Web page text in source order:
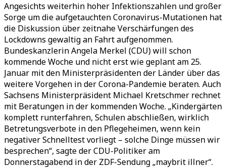
Angesichts weiterhin hoher Infektionszahlen und großer
Sorge um die aufgetauchten Coronavirus-Mutationen hat
die Diskussion über zeitnahe Verschärfungen des
Lockdowns gewaltig an Fahrt aufgenommen.
Bundeskanzlerin Angela Merkel (CDU) will schon
kommende Woche und nicht erst wie geplant am 25.
Januar mit den Ministerpräsidenten der Länder über das
weitere Vorgehen in der Corona-Pandemie beraten. Auch
Sachsens Ministerpräsident Michael Kretschmer rechnet
mit Beratungen in der kommenden Woche. „Kindergärten
komplett runterfahren, Schulen abschließen, wirklich
Betretungsverbote in den Pflegeheimen, wenn kein
negativer Schnelltest vorliegt – solche Dinge müssen wir
besprechen“, sagte der CDU-Politiker am
Donnerstagabend in der ZDF-Sendung „maybrit illner“.